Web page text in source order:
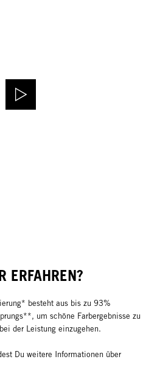
ERFAHREN?
besteht aus bis zu 93%
um schöne Farbergebnisse zu
der Leistung einzugehen.
Du weitere Informationen über